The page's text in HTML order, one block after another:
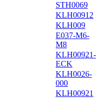
STH0069
KLH00912
KLH009
E037-M6-
M8
KLH00921-
ECK
KLH0026-
000
KLH00921